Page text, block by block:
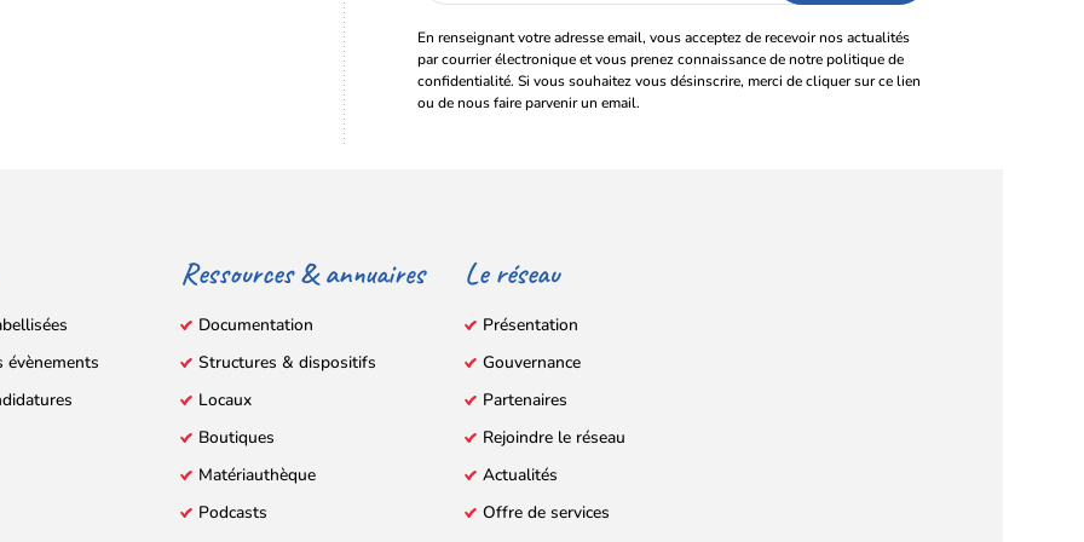
En renseignant votre adresse email, vous acceptez de recevoir nos actualités
par courrier électronique et vous prenez connaissance de notre politique de
confidentialité. Si vous souhaitez vous désinscrire, merci de cliquer sur ce lien
ou de nous faire parvenir un email.
évènements
Ressources & annuaires
Documentation
Structures & dispositifs
Locaux
Boutiques
Matériauthèque
Podcasts
Le réseau
Présentation
Gouvernance
Partenaires
Rejoindre le réseau
Actualités
Offre de services